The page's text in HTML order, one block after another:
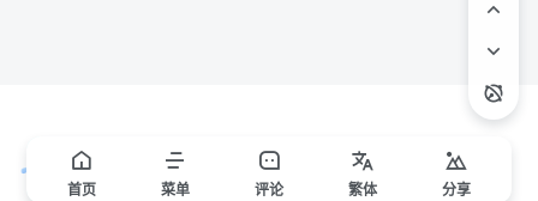
首页 菜单 评论 繁体 分享